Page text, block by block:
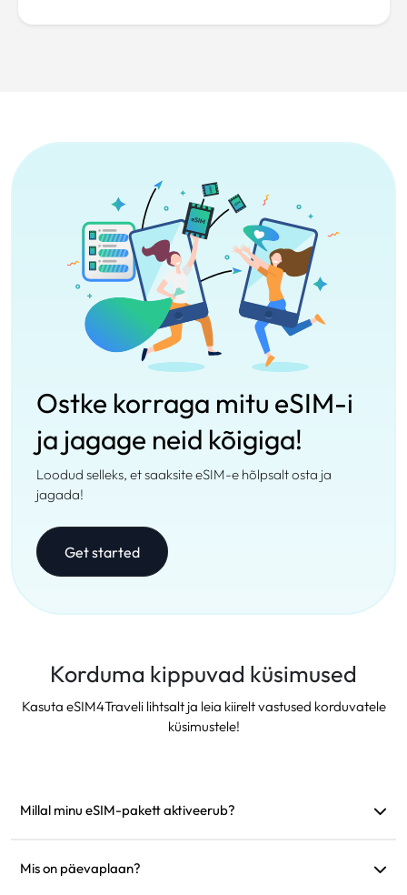
Ostke korraga mitu eSIM-i
ja jagage neid kõigiga!
Loodud selleks, et saaksite eSIM-e hõlpsalt osta ja
jagada!
Get started
Korduma kippuvad küsimused
Kasuta eSIM4Traveli lihtsalt ja leia kiirelt vastused korduvatele
küsimustele!
Millal minu eSIM-pakett aktiveerub?
Soovitame see enne reisi paigaldada.
Mis on päevaplaan?